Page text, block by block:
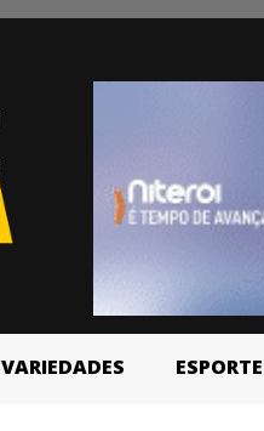
VARIEDADES ESPORTE